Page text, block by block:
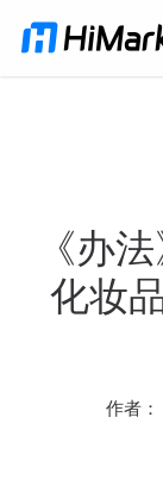
《办
化妆
作者：